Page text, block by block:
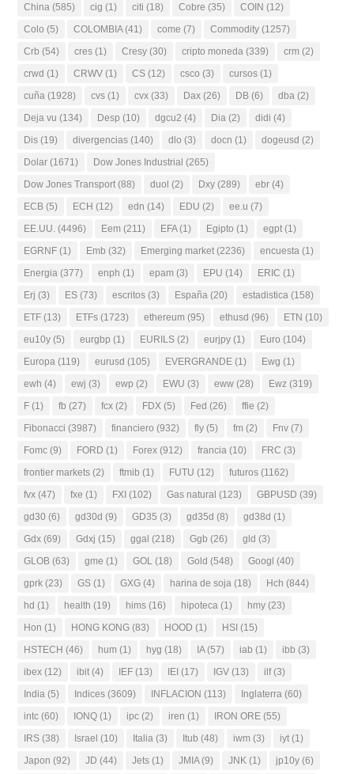
China (585) cig (1) citi (18) Cobre (35) COIN (12)
Colo (5) COLOMBIA(41) come (7) Commodity (1257)
Crb (54) cres (1) Cresy (30) cripto moneda (339) crm (2)
crwd (1) CRWV (1) CS (12) csco (3) cursos (1)
cuña (1928) cvs (1) cvx (33) Dax (26) DB (6) dba (2)
Deja vu (134) Desp (10) dgcu2 (4) Dia (2) didi (4)
Dis (19) divergencias (140) dlo (3) docn (1) dogeusd (2)
Dolar (1671) Dow Jones Industrial (265)
Dow Jones Transport (88) duol (2) Dxy (289) ebr (4)
ECB (5) ECH (12) edn (14) EDU (2) ee.u (7)
EE.UU. (4496) Eem (211) EFA(1) Egipto (1) egpt (1)
EGRNF (1) Emb (32) Emerging market (2236) encuesta (1)
Energia (377) enph (1) epam (3) EPU (14) ERIC (1)
Erj (3) ES (73) escritos (3) España (20) estadistica (158)
ETF (13) ETFs (1723) ethereum (95) ethusd (96) ETN (10)
eu10y (5) eurgbp (1) EURILS (2) eurjpy (1) Euro (104)
Europa (119) eurusd (105) EVERGRANDE (1) Ewg (1)
ewh (4) ewj (3) ewp (2) EWU (3) eww (28) Ewz (319)
F (1) fb (27) fcx (2) FDX (5) Fed (26) ffie (2)
Fibonacci (3987) financiero (932) fly (5) fm (2) Fnv (7)
Fomc (9) FORD (1) Forex (912) francia (10) FRC (3)
frontier markets (2) ftmib (1) FUTU (12) futuros (1162)
fvx (47) fxe (1) FXI (102) Gas natural (123) GBPUSD (39)
gd30 (6) gd30d (9) GD35 (3) gd35d (8) gd38d (1)
Gdx (69) Gdxj (15) ggal (218) Ggb (26) gld (3)
GLOB (63) gme (1) GOL (18) Gold (548) Googl (40)
gprk (23) GS (1) GXG (4) harina de soja (18) Hch (844)
hd (1) health (19) hims (16) hipoteca (1) hmy (23)
Hon (1) HONG KONG (83) HOOD (1) HSI (15)
HSTECH (46) hum (1) hyg (18) IA(57) iab (1) ibb (3)
ibex (12) ibit (4) IEF (13) IEI (17) IGV (13) ilf(3)
India (5) Indices (3609) INFLACION (113) Inglaterra (60)
intc (60) IONQ (1) ipc (2) iren (1) IRON ORE (55)
IRS (38) Israel (10) Italia (3) Itub (48) iwm (3) iyt (1)
Japon (92) JD (44) Jets (1) JMIA(9) JNK (1) jp10y (6)